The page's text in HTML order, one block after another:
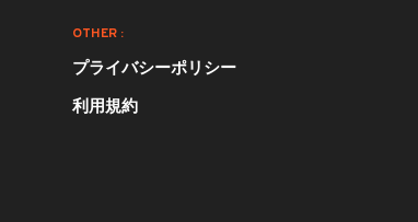
OTHER :
プライバシーポリシー
利用規約